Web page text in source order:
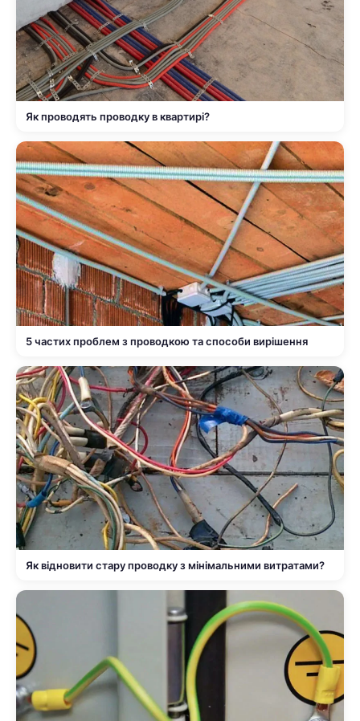
Як проводять проводку в квартирі?
5 частих проблем з проводкою та способи вирішення
Як відновити стару проводку з мінімальними витратами?